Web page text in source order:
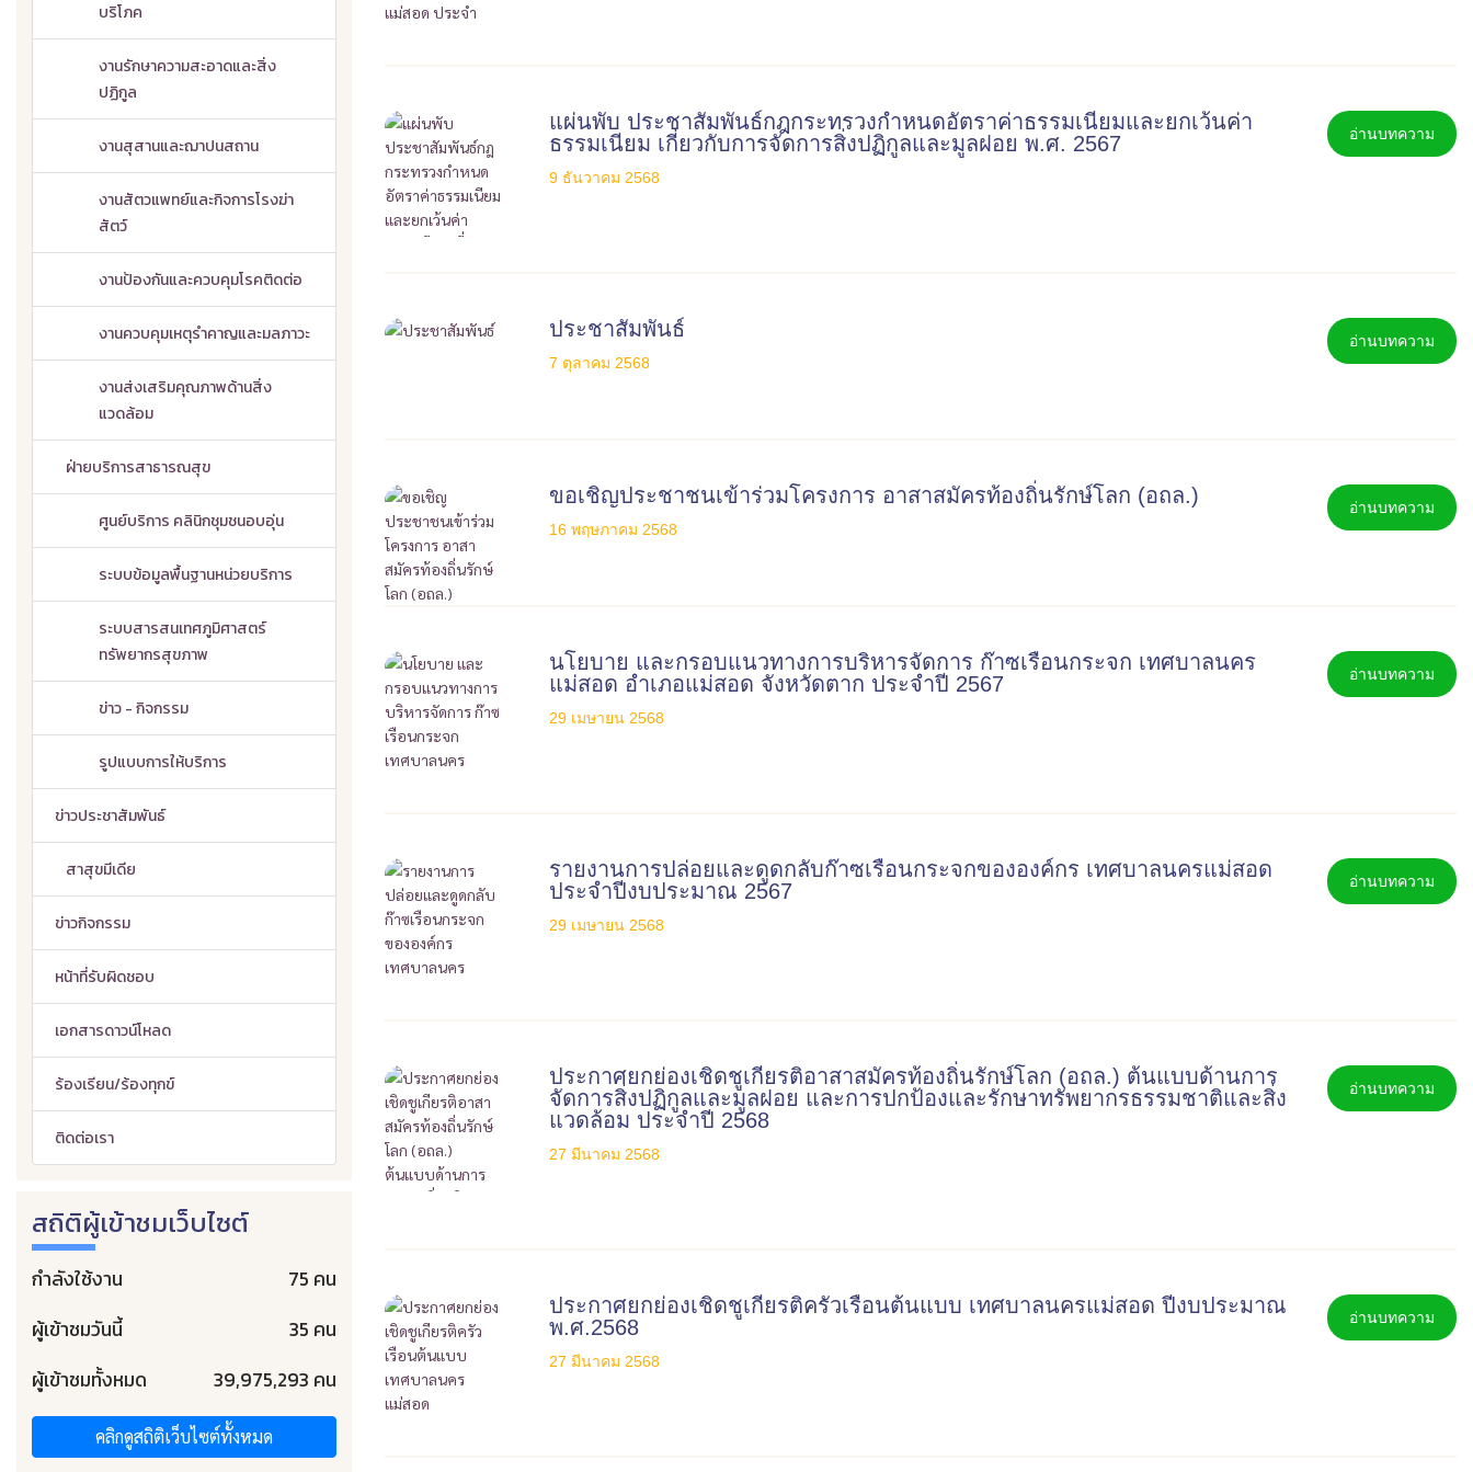
แผ่นพับ ประชาสัมพันธ์กฎกระทรวงกำหนดอัตราค่าธรรมเนียมและยกเว้นค่า
ธรรมเนียม เกี่ยวกับการจัดการสิ่งปฏิกูลและมูลฝอย พ.ศ. 2567
9 ธันวาคม 2568
อ่านบทความ
ประชาสัมพันธ์
7 ตุลาคม 2568
อ่านบทความ
ขอเชิญประชาชนเข้าร่วมโครงการ อาสาสมัครท้องถิ่นรักษ์โลก (อถล.)
16 พฤษภาคม 2568
อ่านบทความ
นโยบาย และกรอบแนวทางการบริหารจัดการ ก๊าซเรือนกระจก เทศบาลนคร
แม่สอด อำเภอแม่สอด จังหวัดตาก ประจำปี 2567
29 เมษายน 2568
อ่านบทความ
รายงานการปล่อยและดูดกลับก๊าซเรือนกระจกขององค์กร เทศบาลนครแม่สอด
ประจำปีงบประมาณ 2567
29 เมษายน 2568
อ่านบทความ
ประกาศยกย่องเชิดชูเกียรติอาสาสมัครท้องถิ่นรักษ์โลก (อถล.) ต้นแบบด้านการ
จัดการสิ่งปฏิกูลและมูลฝอย และการปกป้องและรักษาทรัพยากรธรรมชาติและสิ่ง
แวดล้อม ประจำปี 2568
27 มีนาคม 2568
อ่านบทความ
ประกาศยกย่องเชิดชูเกียรติครัวเรือนต้นแบบ เทศบาลนครแม่สอด ปีงบประมาณ
พ.ศ.2568
27 มีนาคม 2568
อ่านบทความ
บริโภค
งานรักษาความสะอาดและสิ่ง
ปฏิกูล
งานสุสานและฌาปนสถาน
งานสัตวแพทย์และกิจการโรงฆ่า
สัตว์
งานป้องกันและควบคุมโรคติดต่อ
งานควบคุมเหตุรำคาญและมลภาวะ
งานส่งเสริมคุณภาพด้านสิ่ง
แวดล้อม
ฝ่ายบริการสาธารณสุข
ศูนย์บริการ คลินิกชุมชนอบอุ่น
ระบบข้อมูลพื้นฐานหน่วยบริการ
ระบบสารสนเทศภูมิศาสตร์
ทรัพยากรสุขภาพ
ข่าว - กิจกรรม
รูปแบบการให้บริการ
ข่าวประชาสัมพันธ์
สาสุขมีเดีย
ข่าวกิจกรรม
หน้าที่รับผิดชอบ
เอกสารดาวน์โหลด
ร้องเรียน/ร้องทุกข์
ติดต่อเรา
สถิติผู้เข้าชมเว็บไซต์
กำลังใช้งาน
75 คน
ผู้เข้าชมวันนี้
35 คน
ผู้เข้าชมทั้งหมด
39,975,293 คน
คลิกดูสถิติเว็บไซต์ทั้งหมด